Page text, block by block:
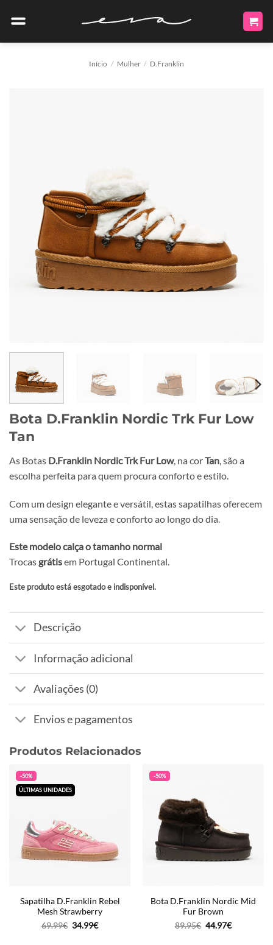
Início / Mulher / D.Franklin
Bota D.Franklin Nordic Trk Fur Low
Tan
As Botas D.Franklin Nordic Trk Fur Low, na corTan, são a
escolha perfeita para quem procura conforto e estilo.
Com um design elegante e versátil, estas sapatilhas oferecem
uma sensação de leveza e conforto ao longo do dia.
Este modelo calça o tamanho normal
Trocas grátisem Portugal Continental.
Este produto está esgotado e indisponível.
Alternative:
Descrição
Informação adicional
Avaliações (0)
Envios e pagamentos
Produtos Relacionados
-50%
ÚLTIMAS UNIDADES
Sapatilha D.Franklin Rebel
Mesh Strawberry
69.99€ O
34.99€O
-50%
Bota D.Franklin Nordic Mid
Fur Brown
89.95€ O
44.97€O